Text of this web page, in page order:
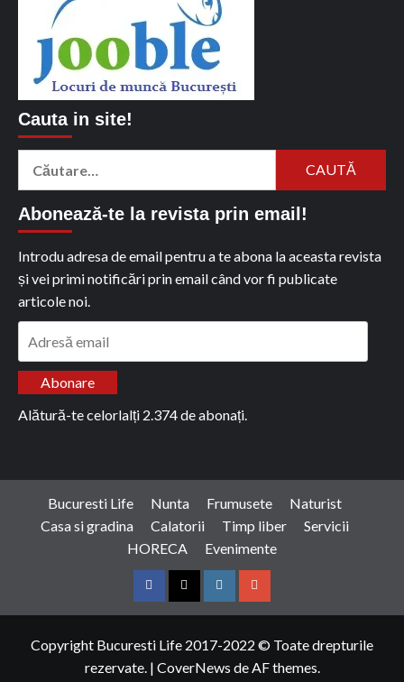
Cauta in site!
Abonează-te la revista prin email!
Introdu adresa de email pentru a te abona la aceasta revista
și vei primi notificări prin email când vor fi publicate
articole noi.
Abonare
Alătură-te celorlalți 2.374 de abonați.
Bucuresti Life Nunta Frumusete
Naturist
Casa si gradina
Calatorii Timp liber
Servicii
HORECA
Evenimente
FacebookTwitterInstagramGoogle
Copyright Bucuresti Life 2017-2022 © Toate drepturile
rezervate. | CoverNews de AF themes.